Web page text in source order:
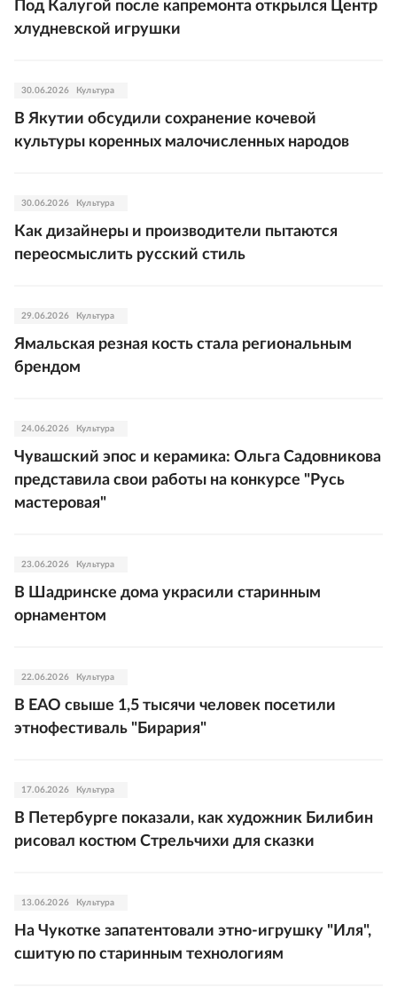
Под Калугой после капремонта открылся Центр
хлудневской игрушки
30.06.2026 Культура
В Якутии обсудили сохранение кочевой
культуры коренных малочисленных народов
30.06.2026 Культура
Как дизайнеры и производители пытаются
переосмыслить русский стиль
29.06.2026 Культура
Ямальская резная кость стала региональным
брендом
24.06.2026 Культура
Чувашский эпос и керамика: Ольга Садовникова
представила свои работы на конкурсе "Русь
мастеровая"
23.06.2026 Культура
В Шадринске дома украсили старинным
орнаментом
22.06.2026 Культура
В ЕАО свыше 1,5 тысячи человек посетили
этнофестиваль "Бирария"
17.06.2026 Культура
В Петербурге показали, как художник Билибин
рисовал костюм Стрельчихи для сказки
13.06.2026 Культура
На Чукотке запатентовали этно-игрушку "Иля",
сшитую по старинным технологиям